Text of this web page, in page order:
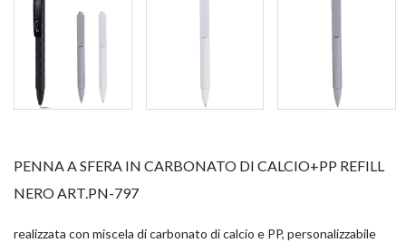
PENNA A SFERA IN CARBONATO DI CALCIO+PP REFILL
NERO ART.PN-797
realizzata con miscela di carbonato di calcio e PP, personalizzabile